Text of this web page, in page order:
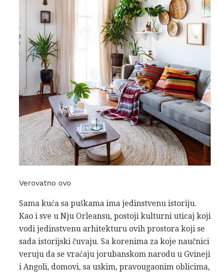
Verovatno ovo
Sama kuća sa puškama ima jedinstvenu istoriju.
Kao i sve u Nju Orleansu, postoji kulturni uticaj koji
vodi jedinstvenu arhitekturu ovih prostora koji se
sada istorijski čuvaju. Sa korenima za koje naučnici
veruju da se vraćaju jorubanskom narodu u Gvineji
i Angoli, domovi, sa uskim, pravougaonim oblicima,